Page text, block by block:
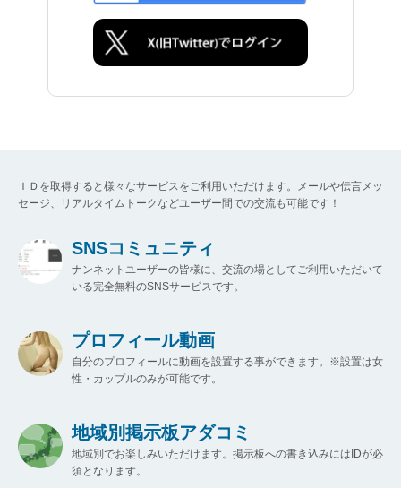
ＩＤを取得すると様々なサービスをご利用いただけます。メールや伝言メッ
セージ、リアルタイムトークなどユーザー間での交流も可能です！
SNSコミュニティ
ナンネットユーザーの皆様に、交流の場としてご利用いただいて
いる完全無料のSNSサービスです。
プロフィール動画
自分のプロフィールに動画を設置する事ができます。※設置は女
性・カップルのみが可能です。
地域別掲示板アダコミ
地域別でお楽しみいただけます。掲示板への書き込みにはIDが必
須となります。